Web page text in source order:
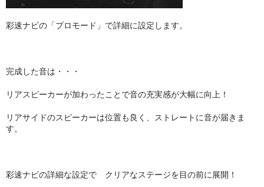
彩速ナビの「プロモード」で詳細に設定します。
完成した音は・・・
リアスピーカーが加わったことで音の充実感が大幅に向上！
リアサイドのスピーカーは位置も良く、ストレートに音が届きま
す。
彩速ナビの詳細な設定で クリアなステージを目の前に展開！